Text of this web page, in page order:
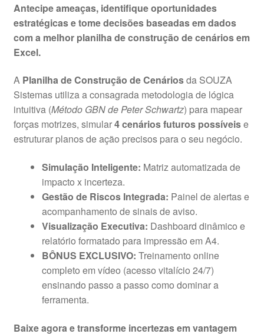
original
era:
atual
é:
Antecipe ameaças, identifique oportunidades
estratégicas e tome decisões baseadas em dados
com a melhor planilha de construção de cenários em
Excel.
A Planilha de Construção de Cenáriosda SOUZA
Sistemas utiliza a consagrada metodologia de lógica
intuitiva (Método GBN de Peter Schwartz) para mapear
forças motrizes, simular4 cenários futuros possíveise
estruturar planos de ação precisos para o seu negócio.
Simulação Inteligente: Matriz automatizada de
impacto x incerteza.
Gestão de Riscos Integrada: Painel de alertas e
acompanhamento de sinais de aviso.
Visualização Executiva: Dashboard dinâmico e
relatório formatado para impressão em A4.
BÔNUS EXCLUSIVO: Treinamento online
completo em vídeo (acesso vitalício 24/7)
ensinando passo a passo como dominar a
ferramenta.
Baixe agora e transforme incertezas em vantagem